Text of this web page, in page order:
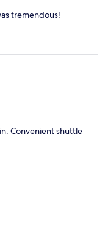
tremendous!
Convenient shuttle